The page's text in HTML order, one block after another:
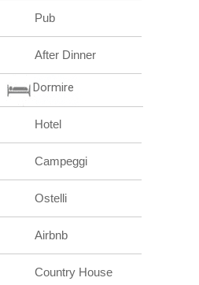
Pub
After Dinner
Dormire
Hotel
Campeggi
Ostelli
Airbnb
Country House